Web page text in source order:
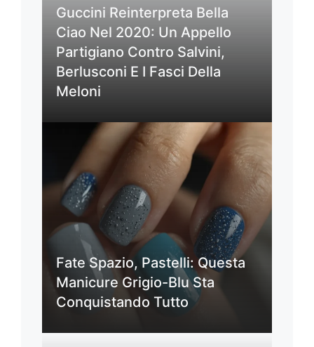
Guccini Reinterpreta Bella
Ciao Nel 2020: Un Appello
Partigiano Contro Salvini,
Berlusconi E I Fasci Della
Meloni
Fate Spazio, Pastelli: Questa
Manicure Grigio-Blu Sta
Conquistando Tutto